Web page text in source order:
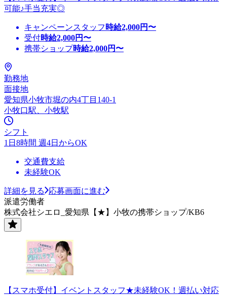
可能♪手当充実◎
キャンペーンスタッフ 時給2,000円〜
受付時給2,000円〜
携帯ショップ時給2,000円〜
勤務地
面接地
愛知県小牧市堀の内4丁目140-1
小牧口駅、小牧駅
シフト
1日8時間 週4日からOK
交通費支給
未経験OK
詳細を見る
応募画面に進む
派遣労働者
株式会社シエロ_愛知県【★】小牧の携帯ショップ/KB6
【スマホ受付】イベントスタッフ★未経験OK！週払い対応